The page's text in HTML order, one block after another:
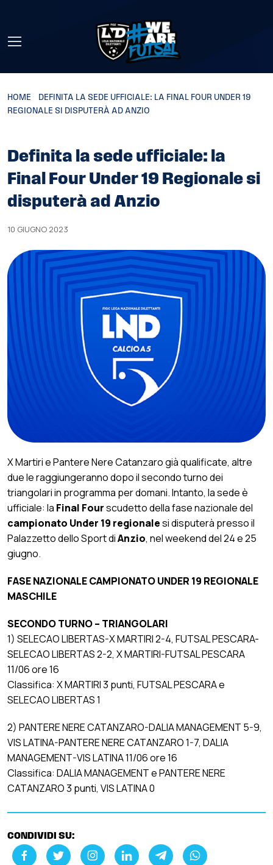
HOME
DEFINITA LA SEDE UFFICIALE: LA FINAL FOUR UNDER 19
REGIONALE SI DISPUTERÀ AD ANZIO
Definita la sede ufficiale: la
Final Four Under 19 Regionale si
disputerà ad Anzio
10 GIUGNO 2023
X Martiri e Pantere Nere Catanzaro già qualificate, altre
due le raggiungeranno dopo il secondo turno dei
triangolari in programma per domani. Intanto, la sede è
ufficiale: la Final Fourscudetto della fase nazionale del
campionato Under 19 regionalesi disputerà presso il
Palazzetto dello Sport diAnzio, nel weekend del 24 e 25
giugno.
FASE NAZIONALE CAMPIONATO UNDER 19 REGIONALE
MASCHILE
SECONDO TURNO – TRIANGOLARI
1) SELECAO LIBERTAS-X MARTIRI 2-4, FUTSAL PESCARA-
SELECAO LIBERTAS 2-2, X MARTIRI-FUTSAL PESCARA
11/06 ore 16
Classifica: X MARTIRI 3 punti, FUTSAL PESCARA e
SELECAO LIBERTAS 1
2) PANTERE NERE CATANZARO-DALIA MANAGEMENT 5-9,
VIS LATINA-PANTERE NERE CATANZARO 1-7, DALIA
MANAGEMENT-VIS LATINA 11/06 ore 16
Classifica: DALIA MANAGEMENT e PANTERE NERE
CATANZARO 3 punti, VIS LATINA 0
CONDIVIDI SU: